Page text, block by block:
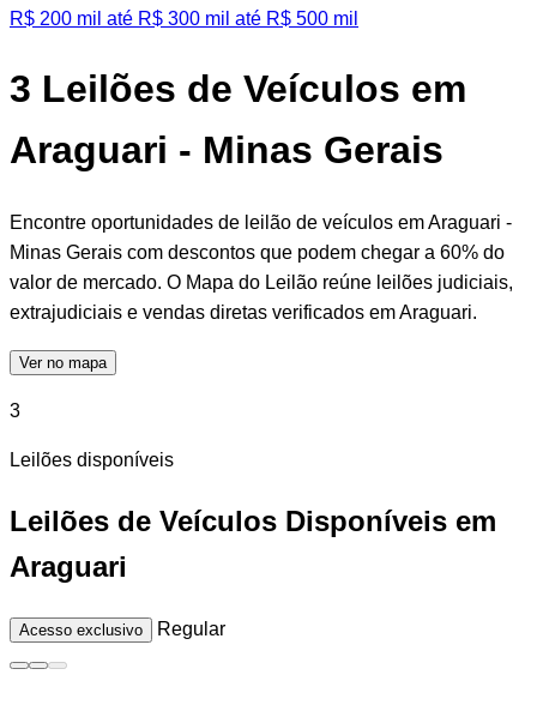
R$ 200 mil até R$ 300 mil até R$ 500 mil
3 Leilões de Veículos em
Araguari - Minas Gerais
Encontre oportunidades de leilão de veículos em Araguari -
Minas Gerais com descontos que podem chegar a 60% do
valor de mercado. O Mapa do Leilão reúne leilões judiciais,
extrajudiciais e vendas diretas verificados em Araguari.
Ver no mapa
3
Leilões disponíveis
Leilões de Veículos Disponíveis em
Araguari
Acesso exclusivo Regular